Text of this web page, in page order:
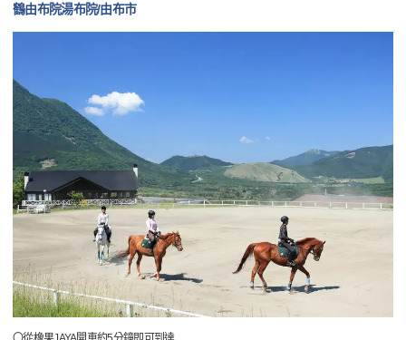
鶴由布院湯布院/由布市